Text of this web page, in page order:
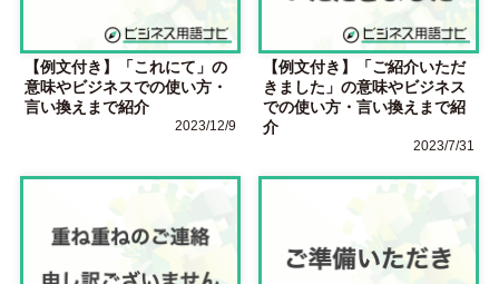
【例文付き】「これにて」の
意味やビジネスでの使い方・
言い換えまで紹介
2023/12/9
【例文付き】「ご紹介いただ
きました」の意味やビジネス
での使い方・言い換えまで紹
介
2023/7/31